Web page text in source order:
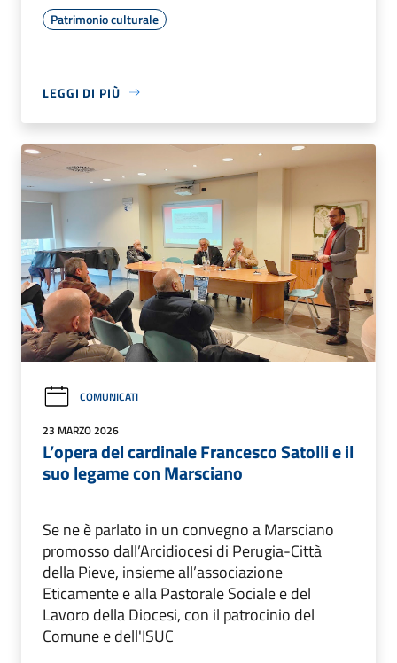
Patrimonio culturale
LEGGI DI PIÙ
COMUNICATI
23 MARZO 2026
L’opera del cardinale Francesco Satolli e il
suo legame con Marsciano
Se ne è parlato in un convegno a Marsciano
promosso dall’Arcidiocesi di Perugia-Città
della Pieve, insieme all’associazione
Eticamente e alla Pastorale Sociale e del
Lavoro della Diocesi, con il patrocinio del
Comune e dell'ISUC